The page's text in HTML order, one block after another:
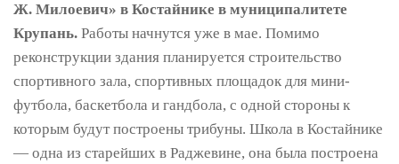
Ж. Милоевич» в Костайнике в муниципалитете
Крупань. Работы начнутся уже в мае. Помимо
реконструкции здания планируется строительство
спортивного зала, спортивных площадок для мини-
футбола, баскетбола и гандбола, с одной стороны к
которым будут построены трибуны. Школа в Костайнике
— одна из старейших в Раджевине, она была построена